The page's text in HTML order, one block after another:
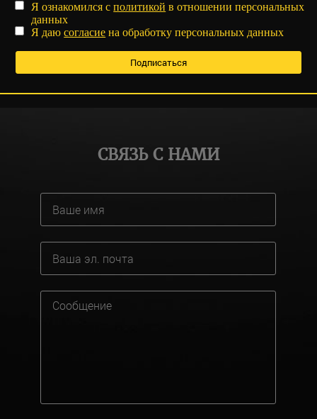
Я ознакомился сполитикой в отношении персональных
данных
Я даюсогласие на обработку персональных данных
СВЯЗЬ С НАМИ